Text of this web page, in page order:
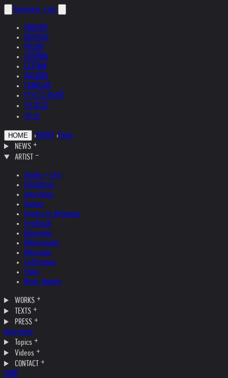
helnwein .com
ENGLISH
DEUTSCH
POLSKI
ESPAÑOL
ČEŠTINA
ITALIANO
FRANÇAIS
РУССКИЙ
日本語
中文
HOME ›ARTIST ›Films
NEWS
ARTIST
Studio + Live
Exhibitions
Interviews
Quotes
Quotes by Helnwein
Feedback
Biography
Bibliography
Museums
Collections
Films
News Update
WORKS
TEXTS
PRESS
Interviews
Topics
Videos
CONTACT
SHOP